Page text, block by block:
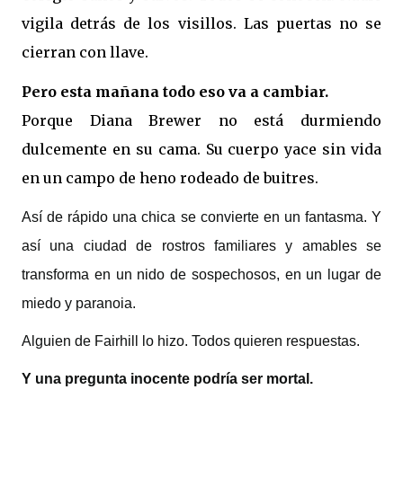
vigila detrás de los visillos. Las puertas no se
cierran con llave.
Pero esta mañana todo eso va a cambiar.
Porque Diana Brewer no está durmiendo
dulcemente en su cama. Su cuerpo yace sin vida
en un campo de heno rodeado de buitres.
Así de rápido una chica se convierte en un fantasma. Y
así una ciudad de rostros familiares y amables se
transforma en un nido de sospechosos, en un lugar de
miedo y paranoia.
Alguien de Fairhill lo hizo. Todos quieren respuestas.
Y una pregunta inocente podría ser mortal.